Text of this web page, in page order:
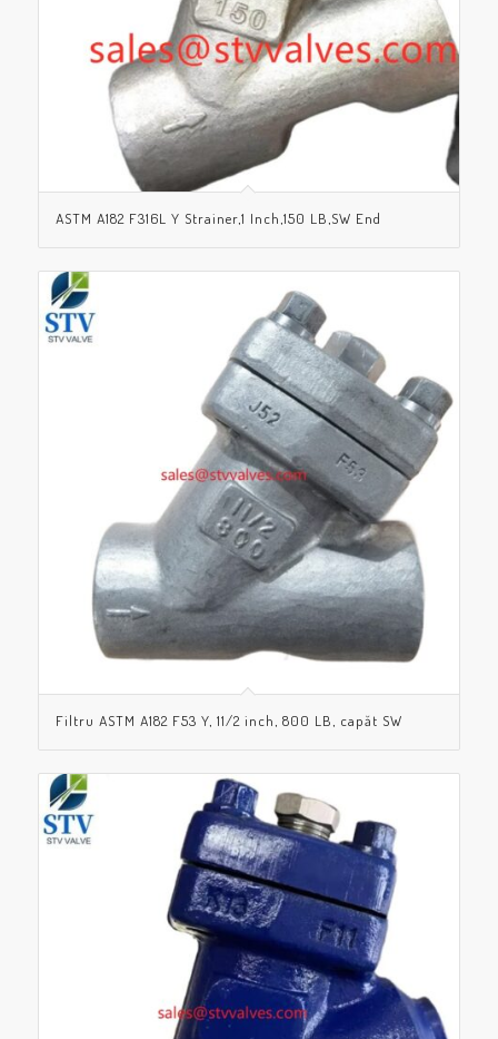
ASTM A182 F316L Y Strainer,1 Inch,150 LB,SW End
Filtru ASTM A182 F53 Y, 11/2 inch, 800 LB, capăt SW